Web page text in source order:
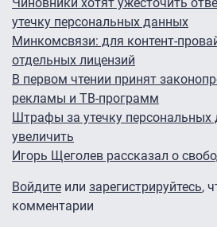
Чиновники хотят ужесточить
утечку персональных данных
Минкомсвязи: для контент-
отдельных лицензий
В первом чтении принят
рекламы и ТВ-программ
Штрафы за утечку персональных
увеличить
Игорь Щеголев рассказал о
Войдите или зарегистрируйтесь,
комментарии